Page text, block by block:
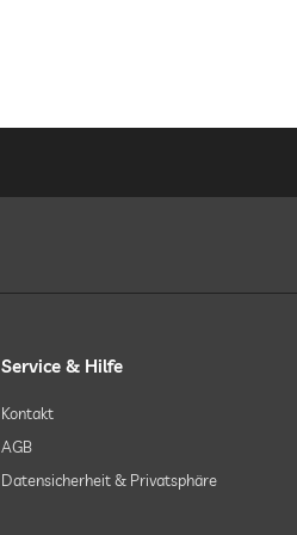
Service & Hilfe
Kontakt
AGB
Datensicherheit & Privatsphäre